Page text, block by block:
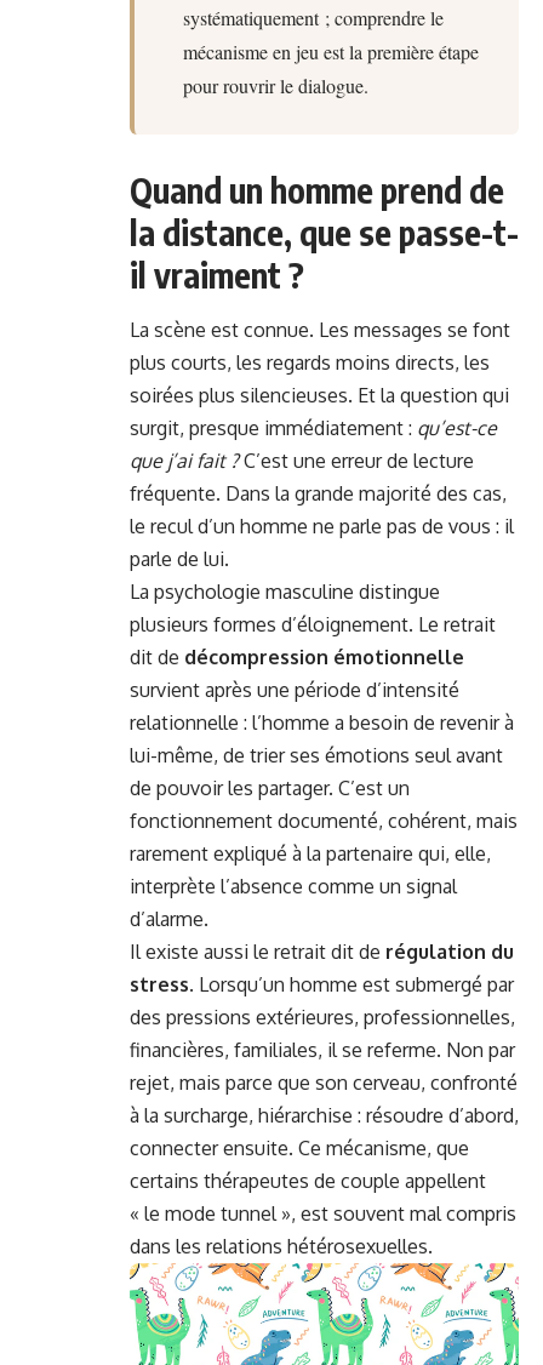
systématiquement ; comprendre le
mécanisme en jeu est la première étape
pour rouvrir le dialogue.
Quand un homme prend de
la distance, que se passe-t-
il vraiment ?
La scène est connue. Les messages se font
plus courts, les regards moins directs, les
soirées plus silencieuses. Et la question qui
surgit, presque immédiatement : qu’est-ce
que j’ai fait ?C’est une erreur de lecture
fréquente. Dans la grande majorité des cas,
le recul d’un homme ne parle pas de vous : il
parle de lui.
La psychologie masculine distingue
plusieurs formes d’éloignement. Le retrait
dit de décompression émotionnelle
survient après une période d’intensité
relationnelle : l’homme a besoin de revenir à
lui-même, de trier ses émotions seul avant
de pouvoir les partager. C’est un
fonctionnement documenté, cohérent, mais
rarement expliqué à la partenaire qui, elle,
interprète l’absence comme un signal
d’alarme.
Il existe aussi le retrait dit de régulation du
stress. Lorsqu’un homme est submergé par
des pressions extérieures, professionnelles,
financières, familiales, il se referme. Non par
rejet, mais parce que son cerveau, confronté
à la surcharge, hiérarchise : résoudre d’abord,
connecter ensuite. Ce mécanisme, que
certains thérapeutes de couple appellent
« le mode tunnel », est souvent mal compris
dans les relations hétérosexuelles.